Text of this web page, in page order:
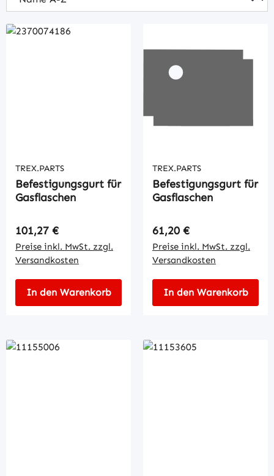
TREX.PARTS
Befestigungsgurt für
Gasflaschen
Regulärer Preis:
101,27 €
Preise inkl. MwSt. zzgl.
Versandkosten
In den Warenkorb
TREX.PARTS
Befestigungsgurt für
Gasflaschen
Regulärer Preis:
61,20 €
Preise inkl. MwSt. zzgl.
Versandkosten
In den Warenkorb